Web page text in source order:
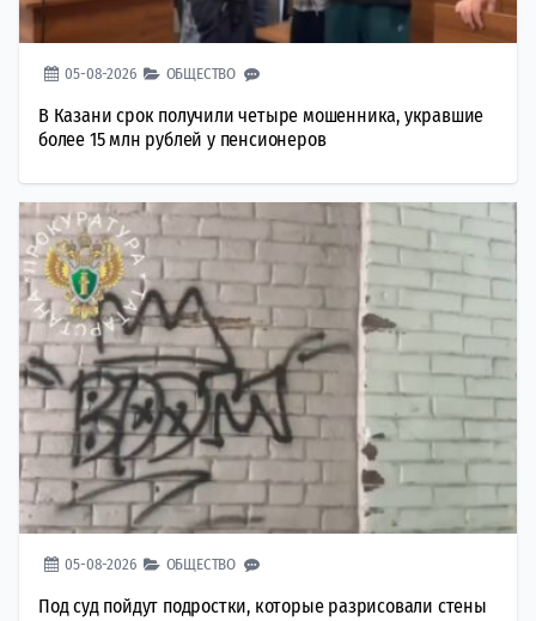
05-08-2026 ОБЩЕСТВО
В Казани срок получили четыре мошенника, укравшие
более 15 млн рублей у пенсионеров
05-08-2026 ОБЩЕСТВО
Под суд пойдут подростки, которые разрисовали стены